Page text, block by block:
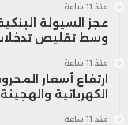
الكبرى
يدفع البعض
مع بقاء
منذ 11 ساعة
وسط تقليص
منذ 11 ساعة
ارتفاع أسعار
الكهربائية والهجينة
منذ 11 ساعة